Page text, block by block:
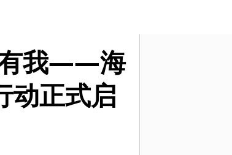
有我——海
动正式启